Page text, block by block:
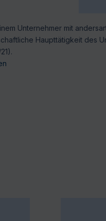
Unternehmer mit
Haupttätigkeit des